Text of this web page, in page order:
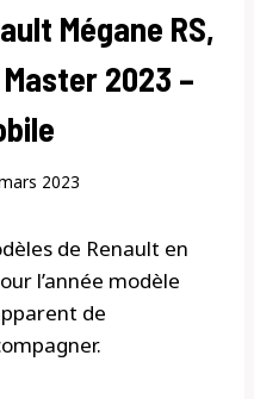
Mégane RS,
2023 –
2023
de Renault en
l’année modèle
de